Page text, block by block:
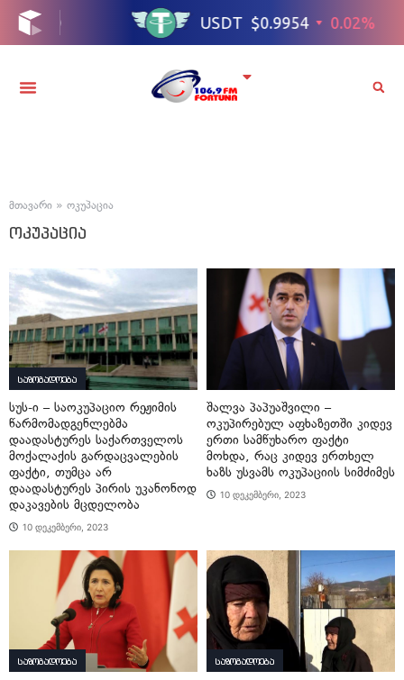
მთავარი » ოკუპაცია
ოკუპაცია
საზოგადოება
სუს-ი – საოკუპაციო რეჟიმის
წარმომადგენლებმა
დაადასტურეს საქართველოს
მოქალაქის გარდაცვალების
ფაქტი, თუმცა არ
დაადასტურეს პირის უკანონოდ
დაკავების მცდელობა
10 დეკემბერი, 2023
შალვა პაპუაშვილი –
ოკუპირებულ აფხაზეთში კიდევ
ერთი სამწუხარო ფაქტი
მოხდა, რაც კიდევ ერთხელ
ხაზს უსვამს ოკუპაციის სიმძიმეს
10 დეკემბერი, 2023
საზოგადოება საზოგადოება